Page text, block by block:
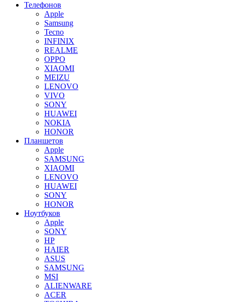
Телефонов
Apple
Samsung
Tecno
INFINIX
REALME
OPPO
XIAOMI
MEIZU
LENOVO
VIVO
SONY
HUAWEI
NOKIA
HONOR
Планшетов
Apple
SAMSUNG
XIAOMI
LENOVO
HUAWEI
SONY
HONOR
Ноутбуков
Apple
SONY
HP
HAIER
ASUS
SAMSUNG
MSI
ALIENWARE
ACER